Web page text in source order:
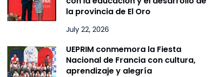
la provincia de El Oro
July 22, 2026
UEPRIM conmemora la Fiesta
Nacional de Francia con cultura,
aprendizaje y alegría